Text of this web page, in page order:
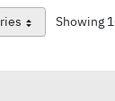
Page Showing